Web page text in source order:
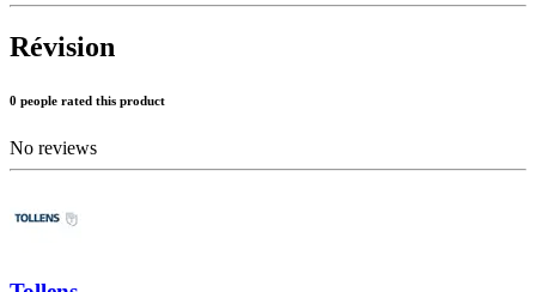
Révision
0 people rated this product
No reviews